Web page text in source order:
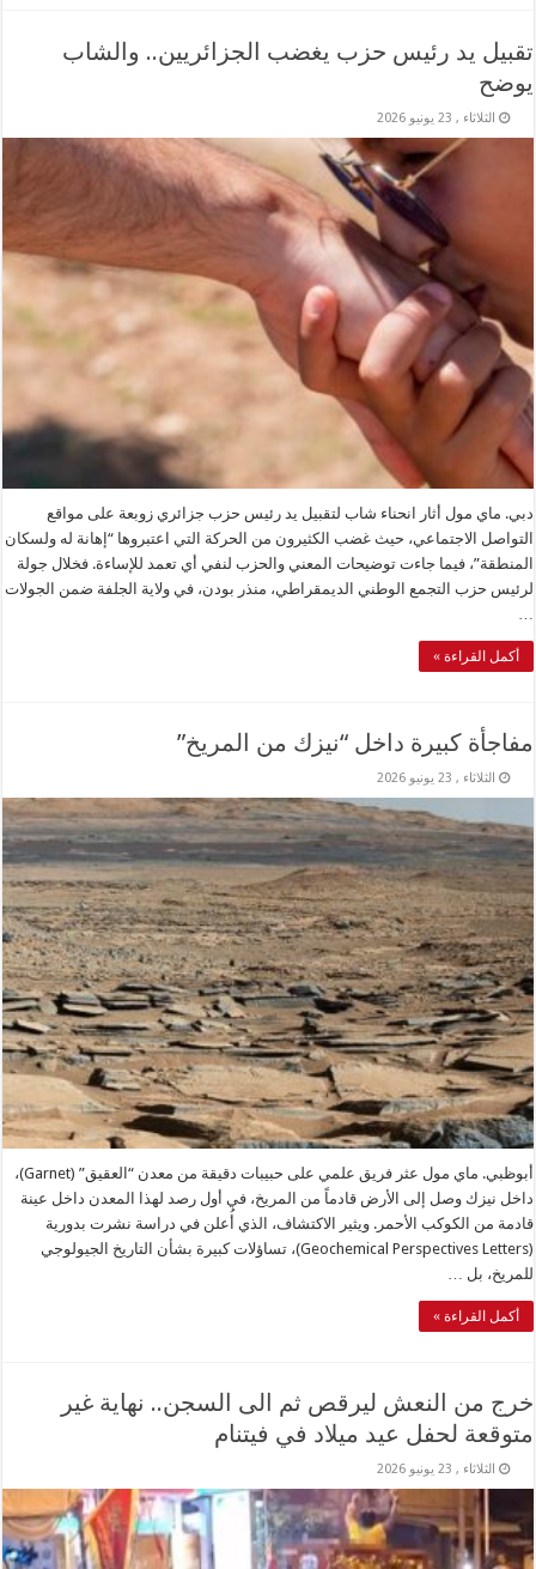
تقبيل يد رئيس حزب يغضب الجزائريين.. والشاب
يوضح
الثلاثاء , 23 يونيو 2026
دبي. ماي مول أثار انحناء شاب لتقبيل يد رئيس حزب جزائري زوبعة على مواقع
التواصل الاجتماعي، حيث غضب الكثيرون من الحركة التي اعتبروها “إهانة له ولسكان
المنطقة”، فيما جاءت توضيحات المعني والحزب لنفي أي تعمد للإساءة. فخلال جولة
لرئيس حزب التجمع الوطني الديمقراطي، منذر بودن، في ولاية الجلفة ضمن الجولات
أكمل القراءة »
مفاجأة كبيرة داخل “نيزك من المريخ”
الثلاثاء , 23 يونيو 2026
أبوظبي. ماي مول عثر فريق علمي على حبيبات دقيقة من معدن “العقيق” (Garnet)،
داخل نيزك وصل إلى الأرض قادماً من المريخ، في أول رصد لهذا المعدن داخل عينة
قادمة من الكوكب الأحمر. ويثير الاكتشاف، الذي أُعلن في دراسة نشرت بدورية
(Geochemical Perspectives Letters)، تساؤلات كبيرة بشأن التاريخ الجيولوجي
للمريخ، بل …
أكمل القراءة »
خرج من النعش ليرقص ثم الى السجن.. نهاية غير
متوقعة لحفل عيد ميلاد في فيتنام
الثلاثاء , 23 يونيو 2026